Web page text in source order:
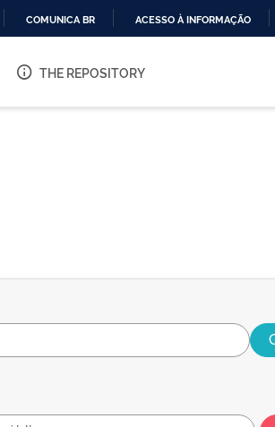
O
COMUNICA BR ACESSO À INFORMAÇÃO
THE REPOSITORY